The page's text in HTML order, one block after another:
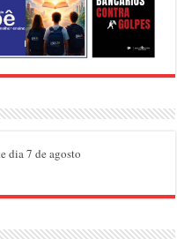
dia 7 de agosto